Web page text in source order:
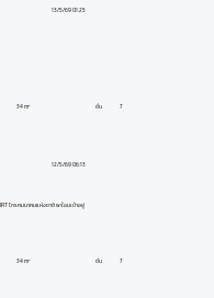
13/5/69 01:25
34 m² ชั้น 7
12/5/69 06:13
โทรคมนาคมแห่งชาติ พร้อมเข้าอยู่
34 m² ชั้น 7